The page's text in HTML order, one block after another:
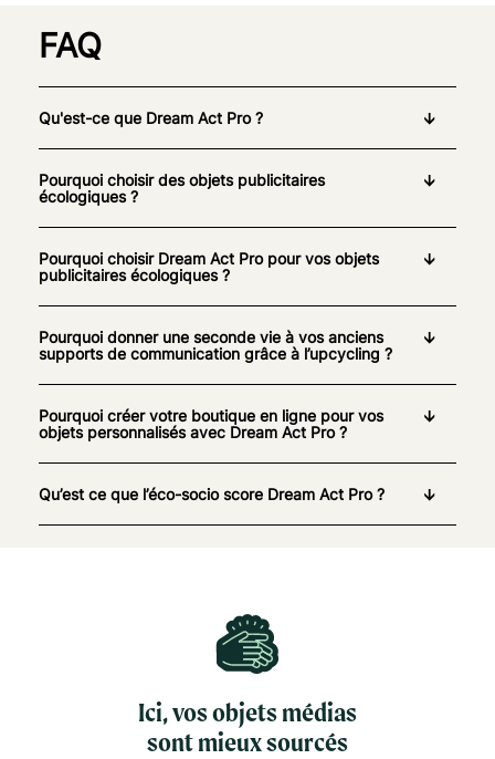
FAQ
Qu'est-ce que Dream Act Pro ?
Pourquoi choisir des objets publicitaires
écologiques ?
Pourquoi choisir Dream Act Pro pour vos objets
publicitaires écologiques ?
Pourquoi donner une seconde vie à vos anciens
supports de communication grâce à l’upcycling ?
Pourquoi créer votre boutique en ligne pour vos
objets personnalisés avec Dream Act Pro ?
Qu’est ce que l’éco-socio score Dream Act Pro ?
Ici, vos objets médias
sont mieux sourcés